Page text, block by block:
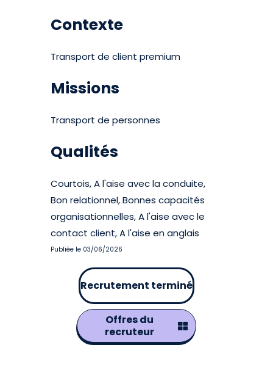
Contexte
Transport de client premium
Missions
Transport de personnes
Qualités
Courtois, A l'aise avec la conduite,
Bon relationnel, Bonnes capacités
organisationnelles, A l'aise avec le
contact client, A l'aise en anglais
Publiée le 03/06/2026
Recrutement terminé
Offres du
recruteur